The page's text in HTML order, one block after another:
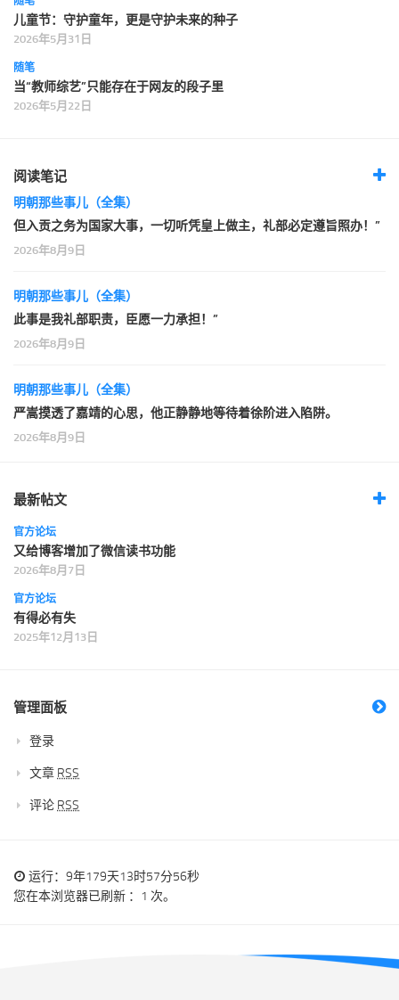
儿童节：守护童年，更是守护未来的种子
2026年5月31日
随笔
当“教师综艺”只能存在于网友的段子里
2026年5月22日
阅读笔记
明朝那些事儿（全集）
但入贡之务为国家大事，一切听凭皇上做主，礼部必定遵旨照办！”
2026年8月9日
明朝那些事儿（全集）
此事是我礼部职责，臣愿一力承担！”
2026年8月9日
明朝那些事儿（全集）
严嵩摸透了嘉靖的心思，他正静静地等待着徐阶进入陷阱。
2026年8月9日
最新帖文
官方论坛
又给博客增加了微信读书功能
2026年8月7日
官方论坛
有得必有失
2025年12月13日
管理面板
登录
文章 RSS
评论 RSS
运行：9年179天13时57分57秒
您在本浏览器已刷新 ：1 次。